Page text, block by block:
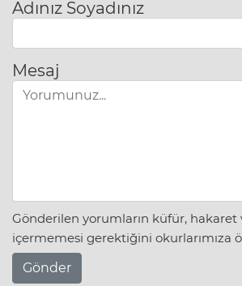
Adınız Soyadınız
Mesaj
Gönderilen yorumların küfür, hakaret
içermemesi gerektiğini okurlarımıza
Gönder